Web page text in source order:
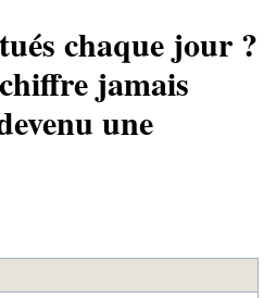
chaque jour ?
jamais
une